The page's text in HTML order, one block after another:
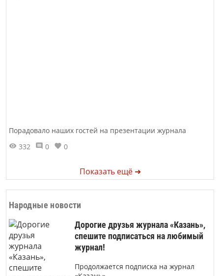
Порадовало наших гостей на презентации журнала
332
0 0
Показать ещё ➜
Народные новости
Дорогие друзья журнала «Казань»,
спешите подписаться на любимый
журнал!
Продолжается подписка на журнал